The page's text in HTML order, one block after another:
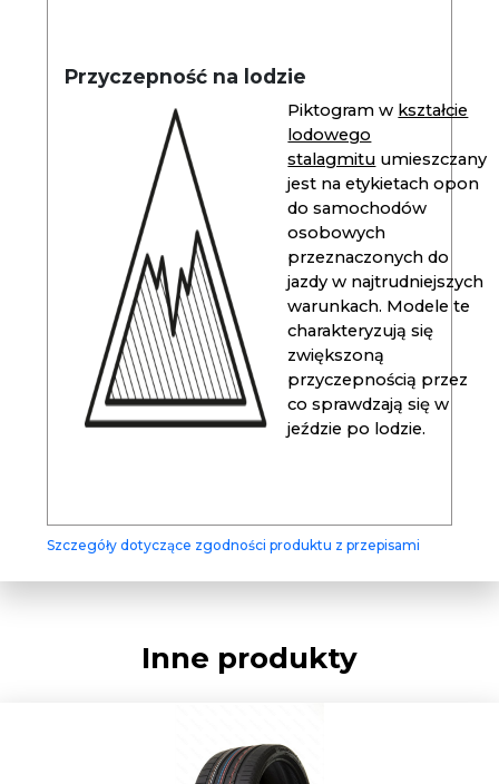
Przyczepność na lodzie
Piktogram w kształcie
lodowego
stalagmitu umieszczany
jest na etykietach opon
do samochodów
osobowych
przeznaczonych do
jazdy w najtrudniejszych
warunkach. Modele te
charakteryzują się
zwiększoną
przyczepnością przez
co sprawdzają się w
jeździe po lodzie.
Szczegóły dotyczące zgodności produktu z przepisami
Inne produkty